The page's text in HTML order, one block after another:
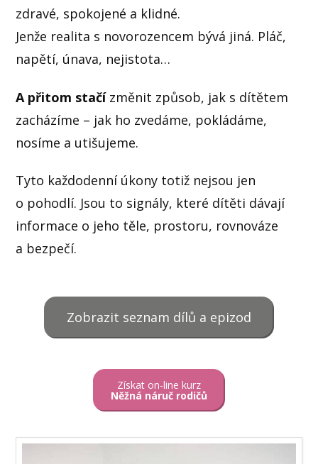
zdravé, spokojené a klidné.
Jenže realita s novorozencem bývá jiná. Pláč,
napětí, únava, nejistota…
A přitom stačízměnit způsob, jak s dítětem
zacházíme – jak ho zvedáme, pokládáme,
nosíme a utišujeme.
Tyto každodenní úkony totiž nejsou jen
o pohodlí. Jsou to signály, které dítěti dávají
informace o jeho těle, prostoru, rovnováze
a bezpečí.
Zobrazit seznam dílů a epizod
Získat on-line kurz
Něžná náruč rodičů